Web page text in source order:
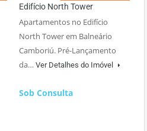
Edifício North Tower
Apartamentos no Edifício
North Tower em Balneário
Camboriú. Pré-Lançamento
da… Ver Detalhes do Imóvel
Sob Consulta